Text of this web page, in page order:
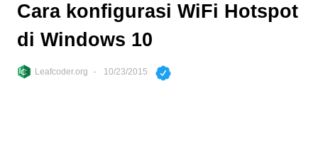
Cara konfigurasi WiFi Hotspot
di Windows 10
Leafcoder.org 10/23/2015